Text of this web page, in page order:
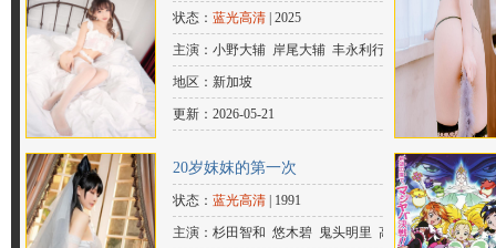
状态： 蓝光高清 | 2025
主演：小野大辅 岸尾大辅 丰永利行 花
江夏树 加藤和树 上村祐翔 柿原彻
也 森久保祥太郎 大河元气 增田俊
树 西山宏太朗 八代拓 千叶翔也 江口
拓也 濑户麻沙美 畠中祐 伊东健人
地区：新加坡
更新：2026-05-21
20岁妺妺的第一次
状态： 蓝光高清 | 1991
主演：杉田智和 悠木碧 鬼头明里 高桥